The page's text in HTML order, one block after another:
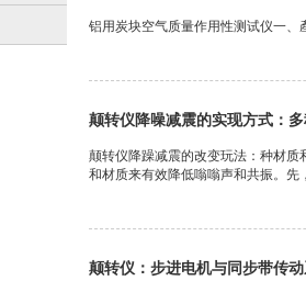
铝用炭块空气质量作用性测试仪一
颠转仪降噪减震的实现方式：
颠转仪降躁减震的改变玩法：种材
和材质来有效降低嗡嗡声和共振。先
颠转仪：步进电机与同步带传